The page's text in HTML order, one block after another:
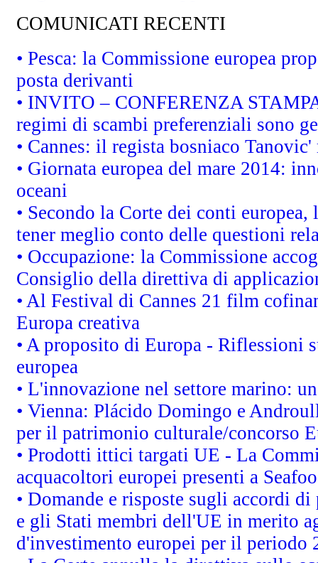
COMUNICATI RECENTI
• Pesca: la Commissione europea
posta derivanti
• INVITO – CONFERENZA
regimi di scambi preferenziali sono
• Cannes: il regista bosniaco
• Giornata europea del mare 2014:
oceani
• Secondo la Corte dei conti
tener meglio conto delle questioni
• Occupazione: la Commissione
Consiglio della direttiva di
• Al Festival di Cannes 21 film
Europa creativa
• A proposito di Europa - Riflessioni
europea
• L'innovazione nel settore marino:
• Vienna: Plácido Domingo e
per il patrimonio culturale/concorso
• Prodotti ittici targati UE - La
acquacoltori europei presenti a
• Domande e risposte sugli accordi
e gli Stati membri dell'UE in merito
d'investimento europei per il periodo